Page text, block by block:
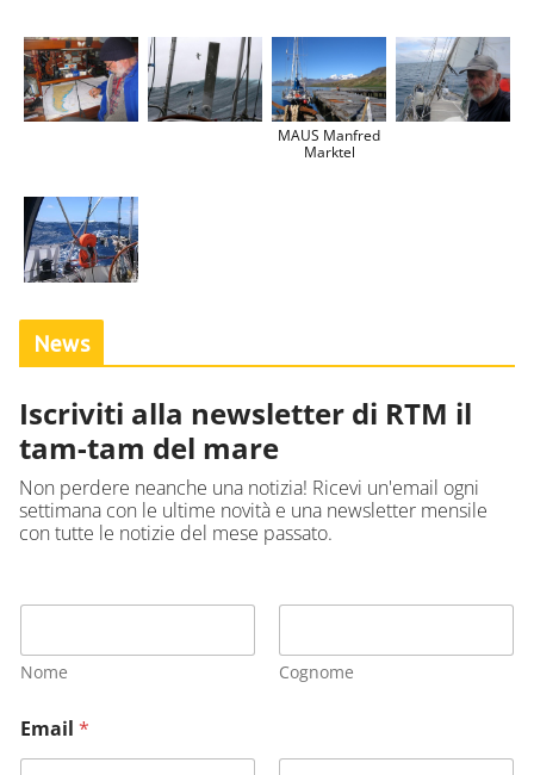
MAUS Manfred
Marktel
News
Iscriviti alla newsletter di RTM il
tam-tam del mare
Non perdere neanche una notizia! Ricevi un'email ogni
settimana con le ultime novità e una newsletter mensile
con tutte le notizie del mese passato.
Nome Cognome
Email *